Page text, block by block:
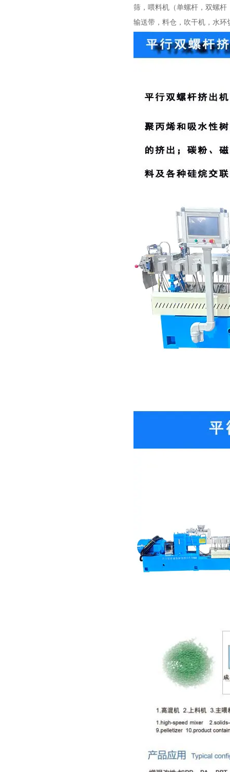
筛，喂料机（单螺杆，双螺杆
输送带，料仓，吹干机，水